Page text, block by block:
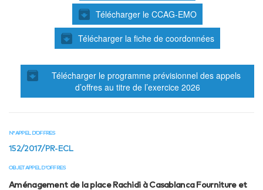
Télécharger le CCAG-EMO
Télécharger la fiche de coordonnées
Télécharger le programme prévisionnel des appels
d’offres au titre de l’exercice 2026
N° APPEL D’OFFRES
152/2017/PR-ECL
OBJET APPEL D'OFFRES
Aménagement de la place Rachidi à Casablanca Fourniture et